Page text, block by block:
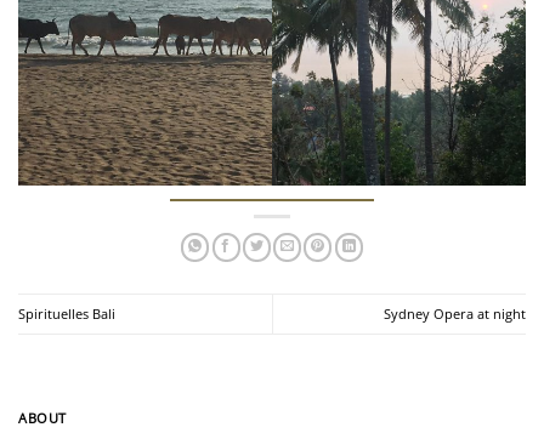
Spirituelles Bali Sydney Opera at night
ABOUT